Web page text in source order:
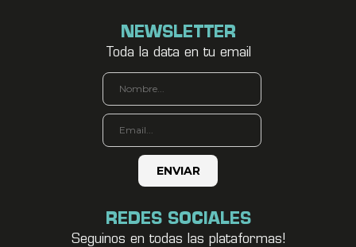
NEWSLETTER
Toda la data en tu email
REDES SOCIALES
Seguinos en todas las plataformas!